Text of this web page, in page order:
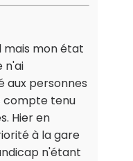
mais mon état
n'ai
aux personnes
compte tenu
Hier en
à la gare
n'étant